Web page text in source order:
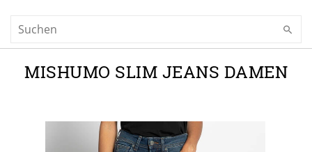
MISHUMO SLIM JEANS DAMEN